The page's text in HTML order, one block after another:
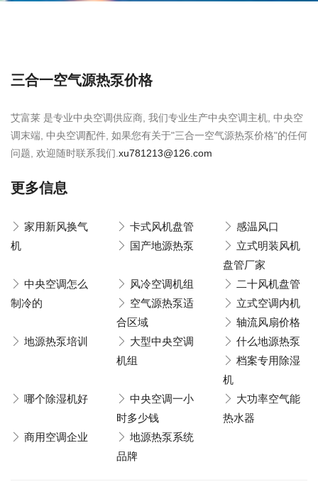
三合一空气源热泵价格
艾富莱 是专业中央空调供应商, 我们专业生产中央空调主机, 中央空
调末端, 中央空调配件, 如果您有关于"三合一空气源热泵价格"的任何
问题, 欢迎随时联系我们. xu781213@126.com
更多信息
家用新风换气
机
卡式风机盘管
感温风口
国产地源热泵
立式明装风机
盘管厂家
中央空调怎么
制冷的
风冷空调机组
二十风机盘管
空气源热泵适
合区域
立式空调内机
轴流风扇价格
地源热泵培训
大型中央空调
机组
什么地源热泵
档案专用除湿
机
哪个除湿机好
中央空调一小
时多少钱
大功率空气能
热水器
商用空调企业
地源热泵系统
品牌